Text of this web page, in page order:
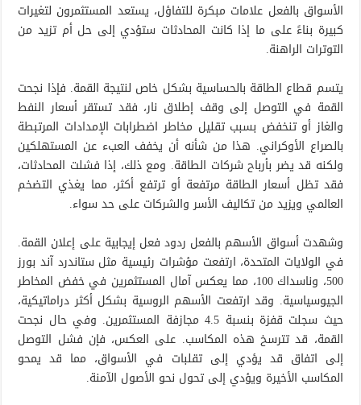
الأسواق بالفعل علامات مبكرة للتفاؤل، يستعد المستثمرون لتغيرات
كبيرة بناءً على ما إذا كانت المحادثات ستؤدي إلى حل أم تزيد من
التوترات الراهنة.
يتسم قطاع الطاقة بالحساسية بشكل خاص لنتيجة القمة. فإذا نجحت
القمة في التوصل إلى وقف إطلاق نار، فقد تستقر أسعار النفط
والغاز أو تنخفض بسبب تقليل مخاطر اضطرابات الإمدادات المرتبطة
بالصراع الأوكراني. هذا من شأنه أن يخفف العبء عن المستهلكين
ولكنه قد يضر بأرباح شركات الطاقة. ومع ذلك، إذا فشلت المحادثات،
فقد تظل أسعار الطاقة مرتفعة أو ترتفع أكثر، مما يغذي التضخم
العالمي ويزيد من تكاليف الأسر والشركات على حد سواء.
وشهدت أسواق الأسهم بالفعل ردود فعل إيجابية على إعلان القمة.
في الولايات المتحدة، ارتفعت مؤشرات رئيسية مثل ستاندرد آند بورز
500، وناسداك 100، مما يعكس آمال المستثمرين في خفض المخاطر
الجيوسياسية. وقد ارتفعت الأسهم الروسية بشكل أكثر دراماتيكية،
حيث سجلت قفزة بنسبة 4.5 مجازفة المستثمرين. وفي حال نجحت
القمة، قد تترسخ هذه المكاسب. على العكس، فإن فشل التوصل
إلى اتفاق قد يؤدي إلى تقلبات في الأسواق، مما قد يمحو
المكاسب الأخيرة ويؤدي إلى تحول نحو الأصول الآمنة.